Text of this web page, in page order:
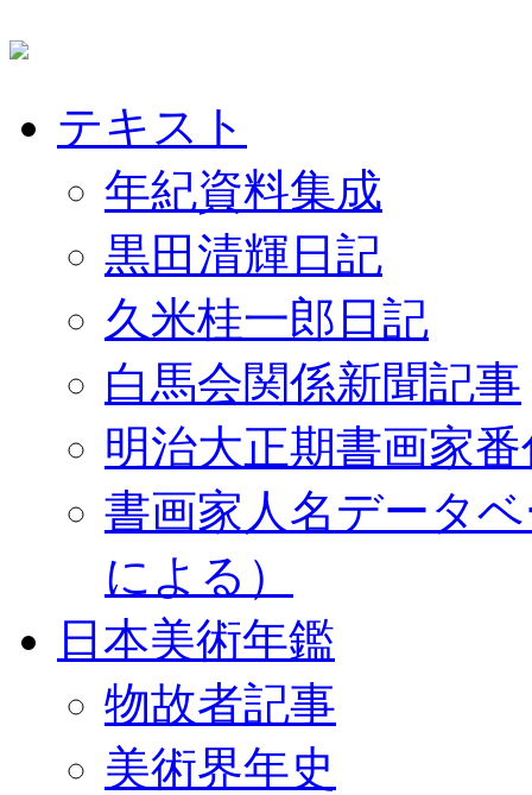
テキスト
年紀資料集成
黒田清輝日記
久米桂一郎日記
白馬会関係新聞記事
明治大正期書画家
書画家人名データ
による）
日本美術年鑑
物故者記事
美術界年史